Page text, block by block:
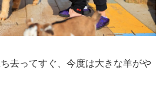
去ってすぐ、今度は大きな羊がや